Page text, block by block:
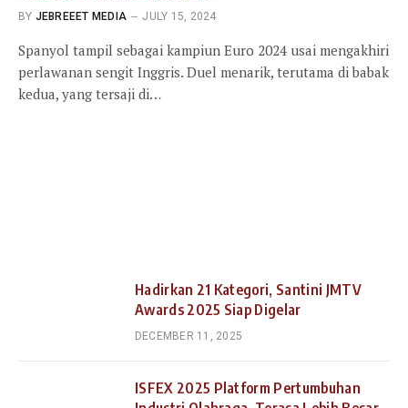
BY JEBREEET MEDIA JULY 15, 2024
Spanyol tampil sebagai kampiun Euro 2024 usai mengakhiri
perlawanan sengit Inggris. Duel menarik, terutama di babak
kedua, yang tersaji di…
Hadirkan 21 Kategori, Santini JMTV
Awards 2025 Siap Digelar
DECEMBER 11, 2025
ISFEX 2025 Platform Pertumbuhan